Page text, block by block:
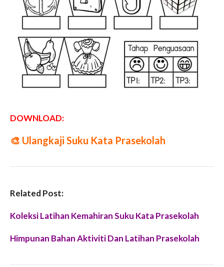
DOWNLOAD:
🎨 Ulangkaji Suku Kata Prasekolah
Related Post:
Koleksi Latihan Kemahiran Suku Kata Prasekolah
Himpunan Bahan Aktiviti Dan Latihan Prasekolah